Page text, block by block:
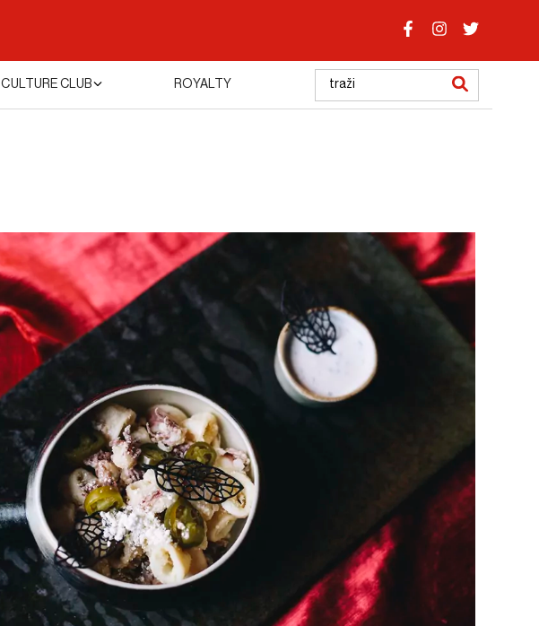
CULTURE CLUB ROYALTY